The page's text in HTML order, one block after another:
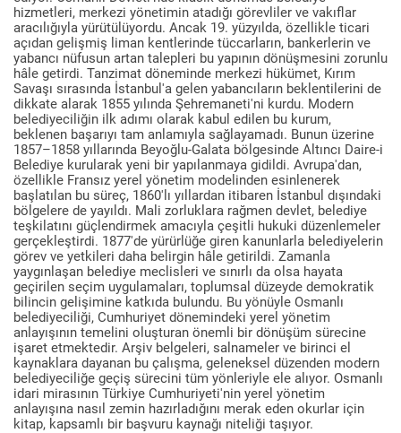
hizmetleri, merkezi yönetimin atadığı görevliler ve vakıflar
aracılığıyla yürütülüyordu. Ancak 19. yüzyılda, özellikle ticari
açıdan gelişmiş liman kentlerinde tüccarların, bankerlerin ve
yabancı nüfusun artan talepleri bu yapının dönüşmesini zorunlu
hâle getirdi. Tanzimat döneminde merkezi hükümet, Kırım
Savaşı sırasında İstanbul'a gelen yabancıların beklentilerini de
dikkate alarak 1855 yılında Şehremaneti'ni kurdu. Modern
belediyeciliğin ilk adımı olarak kabul edilen bu kurum,
beklenen başarıyı tam anlamıyla sağlayamadı. Bunun üzerine
1857–1858 yıllarında Beyoğlu-Galata bölgesinde Altıncı Daire-i
Belediye kurularak yeni bir yapılanmaya gidildi. Avrupa'dan,
özellikle Fransız yerel yönetim modelinden esinlenerek
başlatılan bu süreç, 1860'lı yıllardan itibaren İstanbul dışındaki
bölgelere de yayıldı. Mali zorluklara rağmen devlet, belediye
teşkilatını güçlendirmek amacıyla çeşitli hukuki düzenlemeler
gerçekleştirdi. 1877'de yürürlüğe giren kanunlarla belediyelerin
görev ve yetkileri daha belirgin hâle getirildi. Zamanla
yaygınlaşan belediye meclisleri ve sınırlı da olsa hayata
geçirilen seçim uygulamaları, toplumsal düzeyde demokratik
bilincin gelişimine katkıda bulundu. Bu yönüyle Osmanlı
belediyeciliği, Cumhuriyet dönemindeki yerel yönetim
anlayışının temelini oluşturan önemli bir dönüşüm sürecine
işaret etmektedir. Arşiv belgeleri, salnameler ve birinci el
kaynaklara dayanan bu çalışma, geleneksel düzenden modern
belediyeciliğe geçiş sürecini tüm yönleriyle ele alıyor. Osmanlı
idari mirasının Türkiye Cumhuriyeti'nin yerel yönetim
anlayışına nasıl zemin hazırladığını merak eden okurlar için
kitap, kapsamlı bir başvuru kaynağı niteliği taşıyor.